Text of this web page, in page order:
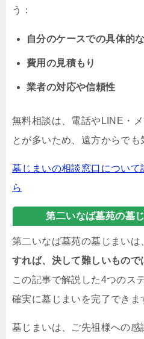
う：
自分のケースでの具体的
費用の見積もり
業者の対応や信頼性
無料相談は、電話やLINE・
とが多いため、遠方からでも
墓じまいの相談窓口について
ら
第二いなば墓苑の墓
第二いなば墓苑の墓じまいは
すれば、決して難しいもので
この記事で解説した4つのス
確実に墓じまいを完了できま
墓じまいは、ご先祖様への感